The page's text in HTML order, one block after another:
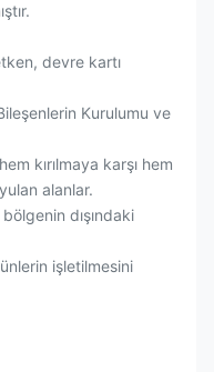
devre kartı
Kurulumu ve
kırılmaya karşı hem
alanlar.
dışındaki
işletilmesini